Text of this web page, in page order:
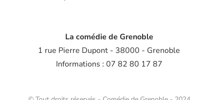
La comédie de Grenoble
1 rue Pierre Dupont - 38000 - Grenoble
Informations : 07 82 80 17 87